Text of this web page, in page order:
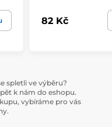
82 Kč
spletli ve výběru?
k nám do eshopu.
vybíráme pro vás